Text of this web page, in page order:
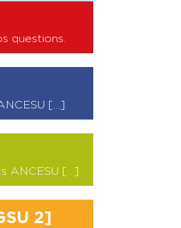
questions.
[…]
ANCESU […]
2]